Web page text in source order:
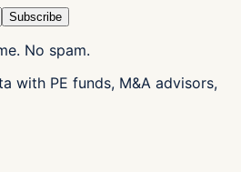
Subscribe
No spam.
with PE funds, M&A advisors,